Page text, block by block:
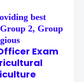
best
2, Group
Exam